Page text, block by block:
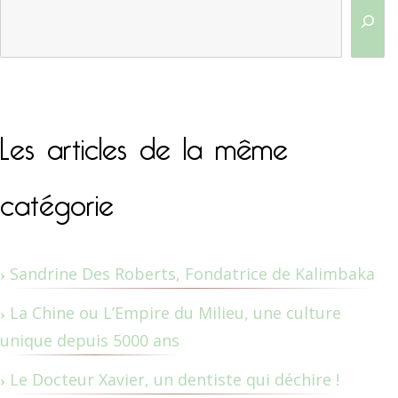
Les articles de la même
catégorie
Sandrine Des Roberts, Fondatrice de Kalimbaka
La Chine ou L’Empire du Milieu, une culture
unique depuis 5000 ans
Le Docteur Xavier, un dentiste qui déchire !